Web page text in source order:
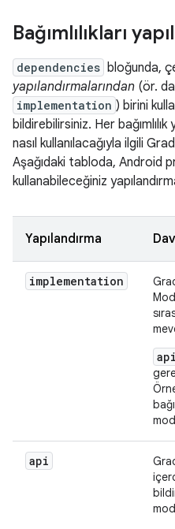
Bağımlılıkları
dependencies bloğunda,
yapılandırmalarından (ör.
implementation ) birini
bildirebilirsiniz. Her bağımlılık
nasıl kullanılacağıyla ilgili
Aşağıdaki tabloda, Android
kullanabileceğiniz
Yapılandırma
implementation
api
api